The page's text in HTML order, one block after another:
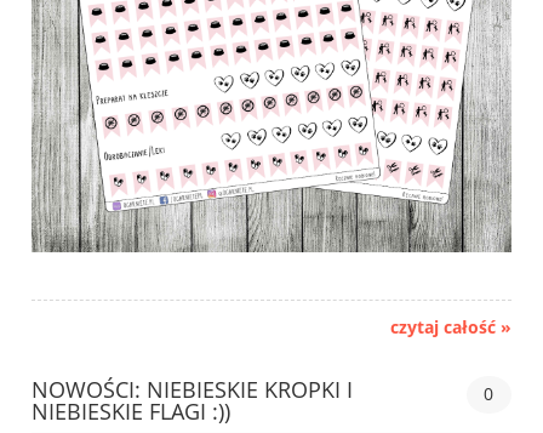
czytaj całość »
NOWOŚCI: NIEBIESKIE KROPKI I
NIEBIESKIE FLAGI :))
0